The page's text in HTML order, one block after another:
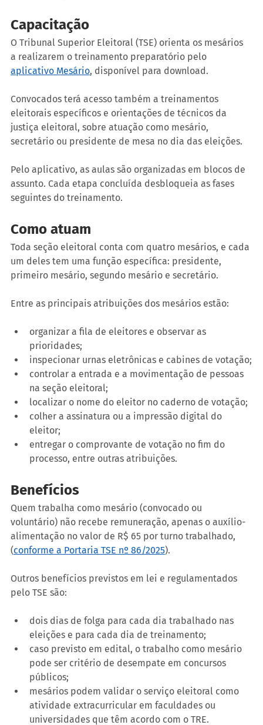
Capacitação
O Tribunal Superior Eleitoral (TSE) orienta os mesários
a realizarem o treinamento preparatório pelo
aplicativo Mesário, disponível para download.
Convocados terá acesso também a treinamentos
eleitorais específicos e orientações de técnicos da
justiça eleitoral, sobre atuação como mesário,
secretário ou presidente de mesa no dia das eleições.
Pelo aplicativo, as aulas são organizadas em blocos de
assunto. Cada etapa concluída desbloqueia as fases
seguintes do treinamento.
Como atuam
Toda seção eleitoral conta com quatro mesários, e cada
um deles tem uma função específica: presidente,
primeiro mesário, segundo mesário e secretário.
Entre as principais atribuições dos mesários estão:
organizar a fila de eleitores e observar as
prioridades;
inspecionar urnas eletrônicas e cabines de votação;
controlar a entrada e a movimentação de pessoas
na seção eleitoral;
localizar o nome do eleitor no caderno de votação;
colher a assinatura ou a impressão digital do
eleitor;
entregar o comprovante de votação no fim do
processo, entre outras atribuições.
Benefícios
Quem trabalha como mesário (convocado ou
voluntário) não recebe remuneração, apenas o auxílio-
alimentação no valor de R$ 65 por turno trabalhado,
(conforme a Portaria TSE nº 86/2025).
Outros benefícios previstos em lei e regulamentados
pelo TSE são:
dois dias de folga para cada dia trabalhado nas
eleições e para cada dia de treinamento;
caso previsto em edital, o trabalho como mesário
pode ser critério de desempate em concursos
públicos;
mesários podem validar o serviço eleitoral como
atividade extracurricular em faculdades ou
universidades que têm acordo com o TRE.